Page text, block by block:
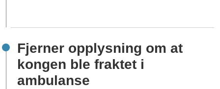
Fjerner opplysning om at
kongen ble fraktet i
ambulanse